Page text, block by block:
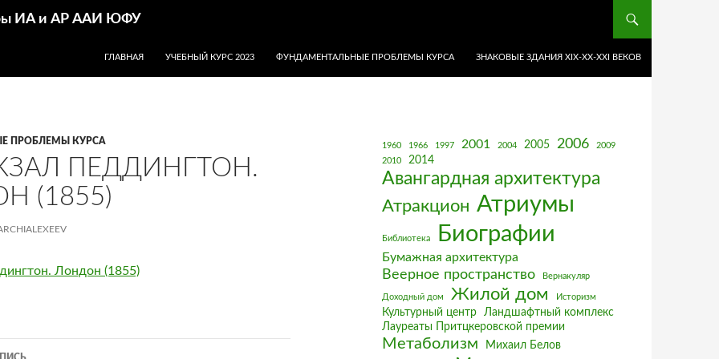
ИА и АР ААИ ЮФУ
ГЛАВНАЯ
УЧЕБНЫЙ КУРС 2023 ФУНДАМЕНТАЛЬНЫЕ ПРОБЛЕМЫ КУРСА ЗНАКОВЫЕ ЗДАНИЯ XIX-ХХ-XXI ВЕКОВ
ПРОБЛЕМЫ КУРСА
ПЕДДИНГТОН.
(1855)
Лондон (1855)
1960 1966 1997 2001 2004 2005 2006
2009
2010
2014
Авангардная архитектура
Атракцион Атриумы
Библиотека Биографии
Бумажная архитектура
Веерное пространство Вернакуляр
Доходный дом Жилой дом Историзм
Культурный центр
Ландшафтный комплекс
Лауреаты Притцкеровской премии
Метаболизм Михаил Белов